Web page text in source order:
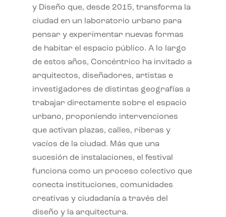
y Diseño que, desde 2015, transforma la
ciudad en un laboratorio urbano para
pensar y experimentar nuevas formas
de habitar el espacio público. A lo largo
de estos años, Concéntrico ha invitado a
arquitectos, diseñadores, artistas e
investigadores de distintas geografías a
trabajar directamente sobre el espacio
urbano, proponiendo intervenciones
que activan plazas, calles, riberas y
vacíos de la ciudad. Más que una
sucesión de instalaciones, el festival
funciona como un proceso colectivo que
conecta instituciones, comunidades
creativas y ciudadanía a través del
diseño y la arquitectura.